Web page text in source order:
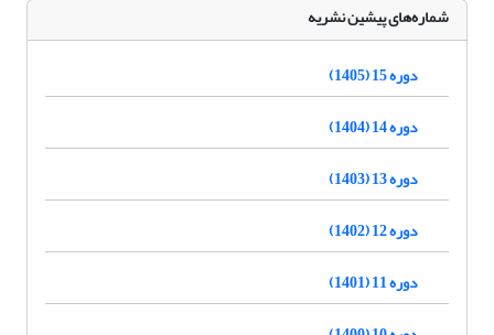
شماره‌های پیشین نشریه
دوره 15 (1405)
دوره 14 (1404)
دوره 13 (1403)
دوره 12 (1402)
دوره 11 (1401)